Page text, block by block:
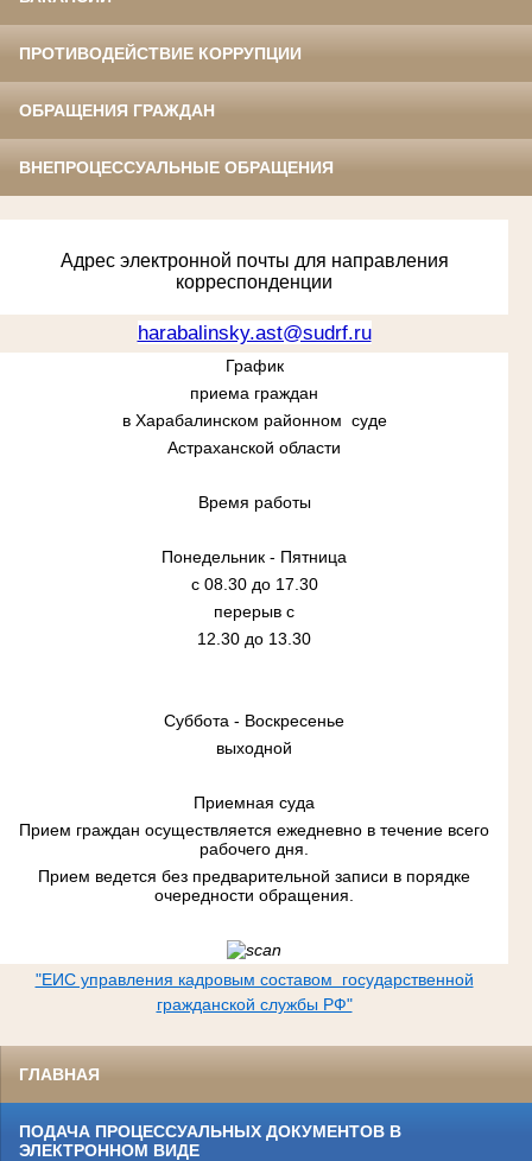
ПРОТИВОДЕЙСТВИЕ КОРРУПЦИИ
ОБРАЩЕНИЯ ГРАЖДАН
ВНЕПРОЦЕССУАЛЬНЫЕ ОБРАЩЕНИЯ
Адрес электронной почты для направления
корреспонденции
harabalinsky.ast@sudrf.ru
График
приема граждан
в Харабалинском районном суде
Астраханской области
Время работы
Понедельник - Пятница
с 08.30 до 17.30
перерыв с
12.30 до 13.30
Суббота - Воскресенье
выходной
Приемная суда
Прием граждан осуществляется ежедневно в течение всего
рабочего дня.
Прием ведется без предварительной записи в порядке
очередности обращения.
"ЕИС управления кадровым составом государственной
гражданской службы РФ"
ГЛАВНАЯ
ПОДАЧА ПРОЦЕССУАЛЬНЫХ ДОКУМЕНТОВ В
ЭЛЕКТРОННОМ ВИДЕ